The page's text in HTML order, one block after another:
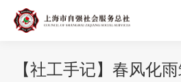
【社工手记】春风化